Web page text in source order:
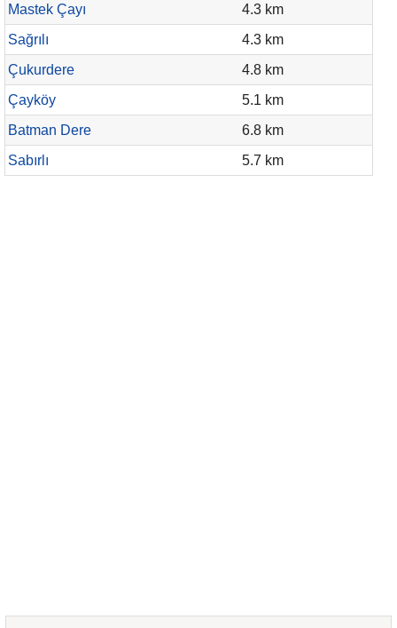
Mastek Çayı
4.3 km
Sağrılı
4.3 km
Çukurdere
4.8 km
Çayköy
5.1 km
Batman Dere
6.8 km
Sabırlı
5.7 km